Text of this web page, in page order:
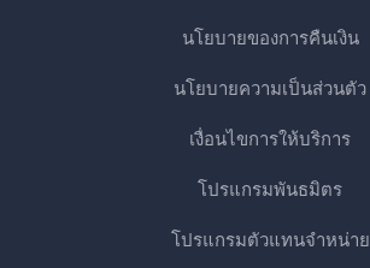
นโยบายของการคืนเงิน
นโยบายความเป็นส่วนตัว
เงื่อนไขการให้บริการ
โปรแกรมพันธมิตร
โปรแกรมตัวแทนจําหน่าย